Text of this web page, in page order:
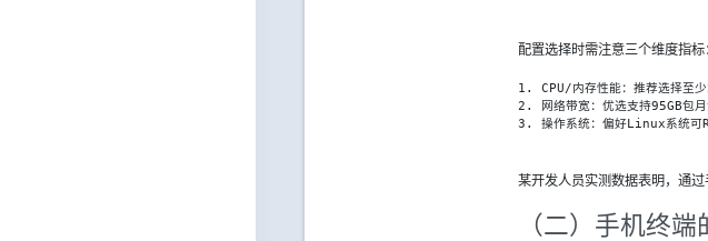
配置选择时需注意三个维度指标
1. CPU/内存性能：推荐选择至少
2. 网络带宽：优选支持95GB包月
3. 操作系统：偏好Linux系统
某开发人员实测数据表明，通过
（二）手机终